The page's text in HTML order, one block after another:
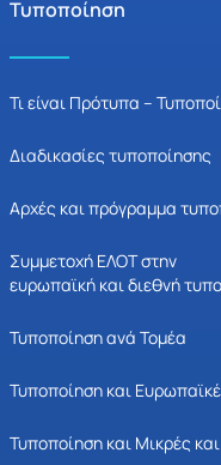
Τυποποίηση
Τι είναι Πρότυπα –
Διαδικασίες τυποποίησης
Αρχές και πρόγραμμα
Συμμετοχή ΕΛΟΤ στην
ευρωπαϊκή και διεθνή
Τυποποίηση ανά Τομέα
Τυποποίηση και
Τυποποίηση και Μικρές